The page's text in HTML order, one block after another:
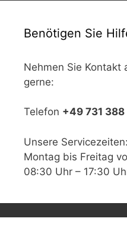
Benötigen Sie
Nehmen Sie Kontakt
gerne:
Telefon +49 731 388
Unsere Servicezeiten:
Montag bis Freitag
08:30 Uhr – 17:30